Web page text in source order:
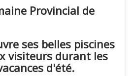
Provincial de
ses belles piscines
visiteurs durant les
d'été.